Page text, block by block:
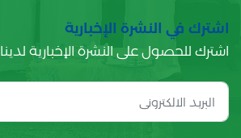
اشترك في النشرة الإخبارية
اشترك للحصول على النشرة الإخبارية لدينا